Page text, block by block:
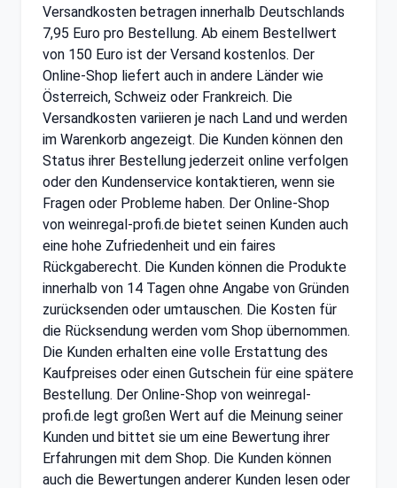
Versandkosten betragen innerhalb Deutschlands
7,95 Euro pro Bestellung. Ab einem Bestellwert
von 150 Euro ist der Versand kostenlos. Der
Online-Shop liefert auch in andere Länder wie
Österreich, Schweiz oder Frankreich. Die
Versandkosten variieren je nach Land und werden
im Warenkorb angezeigt. Die Kunden können den
Status ihrer Bestellung jederzeit online verfolgen
oder den Kundenservice kontaktieren, wenn sie
Fragen oder Probleme haben. Der Online-Shop
von weinregal-profi.de bietet seinen Kunden auch
eine hohe Zufriedenheit und ein faires
Rückgaberecht. Die Kunden können die Produkte
innerhalb von 14 Tagen ohne Angabe von Gründen
zurücksenden oder umtauschen. Die Kosten für
die Rücksendung werden vom Shop übernommen.
Die Kunden erhalten eine volle Erstattung des
Kaufpreises oder einen Gutschein für eine spätere
Bestellung. Der Online-Shop von weinregal-
profi.de legt großen Wert auf die Meinung seiner
Kunden und bittet sie um eine Bewertung ihrer
Erfahrungen mit dem Shop. Die Kunden können
auch die Bewertungen anderer Kunden lesen oder